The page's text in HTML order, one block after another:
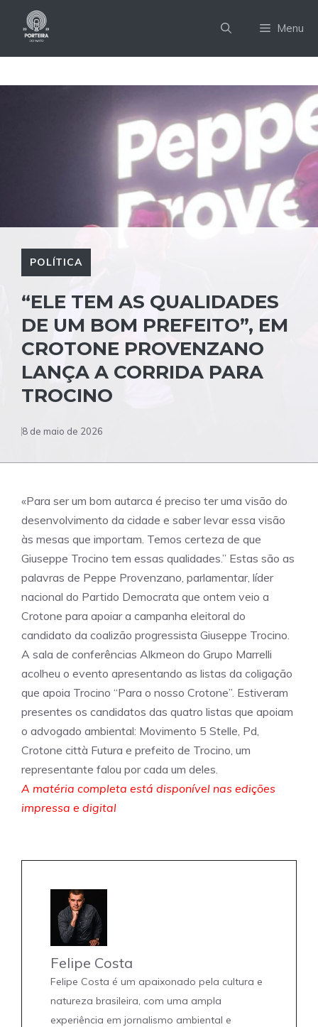
Menu
POLÍTICA
“ELE TEM AS QUALIDADES
DE UM BOM PREFEITO”, EM
CROTONE PROVENZANO
LANÇA A CORRIDA PARA
TROCINO
8 de maio de 2026
«Para ser um bom autarca é preciso ter uma visão do
desenvolvimento da cidade e saber levar essa visão
às mesas que importam. Temos certeza de que
Giuseppe Trocino tem essas qualidades.” Estas são as
palavras de Peppe Provenzano, parlamentar, líder
nacional do Partido Democrata que ontem veio a
Crotone para apoiar a campanha eleitoral do
candidato da coalizão progressista Giuseppe Trocino.
A sala de conferências Alkmeon do Grupo Marrelli
acolheu o evento apresentando as listas da coligação
que apoia Trocino “Para o nosso Crotone”. Estiveram
presentes os candidatos das quatro listas que apoiam
o advogado ambiental: Movimento 5 Stelle, Pd,
Crotone città Futura e prefeito de Trocino, um
representante falou por cada um deles.
A matéria completa está disponível nas edições
impressa e digital
Felipe Costa
Felipe Costa é um apaixonado pela cultura e
natureza brasileira, com uma ampla
experiência em jornalismo ambiental e